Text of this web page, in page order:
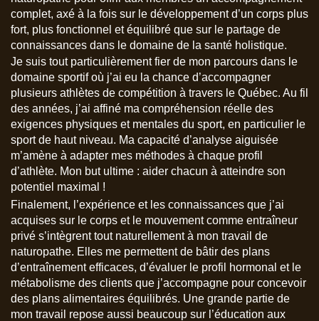
complet, axé à la fois sur le développement d’un corps plus
fort, plus fonctionnel et équilibré que sur le partage de
connaissances dans le domaine de la santé holistique.
Je suis tout particulièrement fier de mon parcours dans le
domaine sportif où j’ai eu la chance d’accompagner
plusieurs athlètes de compétition à travers le Québec. Au fil
des années, j’ai affiné ma compréhension réelle des
exigences physiques et mentales du sport, en particulier le
sport de haut niveau. Ma capacité d’analyse aiguisée
m’amène à adapter mes méthodes à chaque profil
d’athlète. Mon but ultime : aider chacun à atteindre son
potentiel maximal !
Finalement, l’expérience et les connaissances que j’ai
acquises sur le corps et le mouvement comme entraîneur
privé s’intègrent tout naturellement à mon travail de
naturopathe. Elles me permettent de bâtir des plans
d’entraînement efficaces, d’évaluer le profil hormonal et le
métabolisme des clients que j’accompagne pour concevoir
des plans alimentaires équilibrés. Une grande partie de
mon travail repose aussi beaucoup sur l’éducation aux